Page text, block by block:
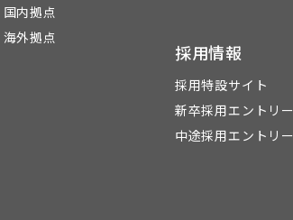
内拠点
外拠点
採用情報
採用特設サイト
新卒採用エントリー
中途採用エントリー